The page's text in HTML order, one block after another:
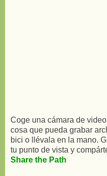
Coge una cámara de
cosa que pueda grabar
bici o llévala en la mano.
tu punto de vista y
Share the Path